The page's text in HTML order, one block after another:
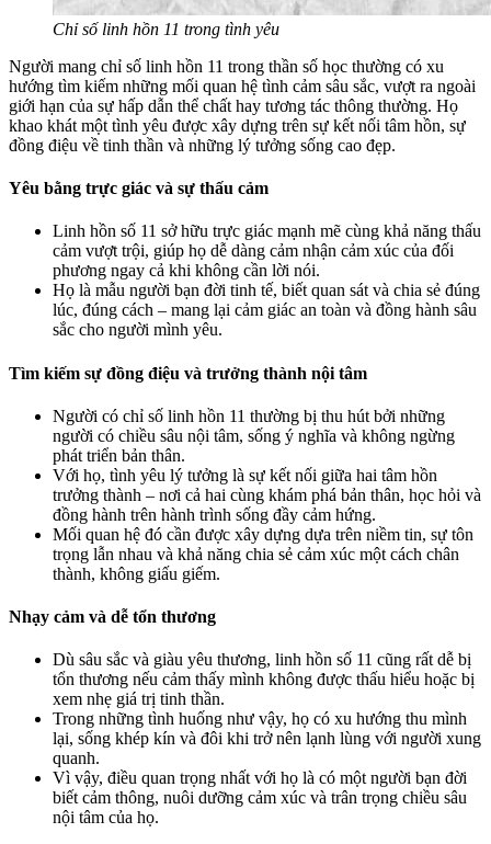
Chỉ số linh hồn 11 trong tình yêu
Người mang chỉ số linh hồn 11 trong thần số học thường có xu
hướng tìm kiếm những mối quan hệ tình cảm sâu sắc, vượt ra ngoài
giới hạn của sự hấp dẫn thể chất hay tương tác thông thường. Họ
khao khát một tình yêu được xây dựng trên sự kết nối tâm hồn, sự
đồng điệu về tinh thần và những lý tưởng sống cao đẹp.
Yêu bằng trực giác và sự thấu cảm
Linh hồn số 11 sở hữu trực giác mạnh mẽ cùng khả năng thấu
cảm vượt trội, giúp họ dễ dàng cảm nhận cảm xúc của đối
phương ngay cả khi không cần lời nói.
Họ là mẫu người bạn đời tinh tế, biết quan sát và chia sẻ đúng
lúc, đúng cách – mang lại cảm giác an toàn và đồng hành sâu
sắc cho người mình yêu.
Tìm kiếm sự đồng điệu và trưởng thành nội tâm
Người có chỉ số linh hồn 11 thường bị thu hút bởi những
người có chiều sâu nội tâm, sống ý nghĩa và không ngừng
phát triển bản thân.
Với họ, tình yêu lý tưởng là sự kết nối giữa hai tâm hồn
trưởng thành – nơi cả hai cùng khám phá bản thân, học hỏi và
đồng hành trên hành trình sống đầy cảm hứng.
Mối quan hệ đó cần được xây dựng dựa trên niềm tin, sự tôn
trọng lẫn nhau và khả năng chia sẻ cảm xúc một cách chân
thành, không giấu giếm.
Nhạy cảm và dễ tổn thương
Dù sâu sắc và giàu yêu thương, linh hồn số 11 cũng rất dễ bị
tổn thương nếu cảm thấy mình không được thấu hiểu hoặc bị
xem nhẹ giá trị tinh thần.
Trong những tình huống như vậy, họ có xu hướng thu mình
lại, sống khép kín và đôi khi trở nên lạnh lùng với người xung
quanh.
Vì vậy, điều quan trọng nhất với họ là có một người bạn đời
biết cảm thông, nuôi dưỡng cảm xúc và trân trọng chiều sâu
nội tâm của họ.